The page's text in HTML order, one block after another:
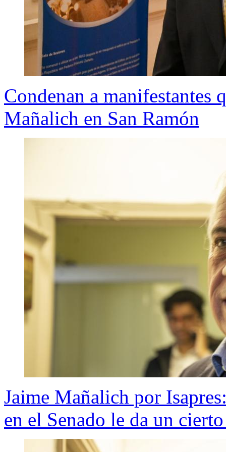
Condenan a manifestantes
Mañalich en San Ramón
Jaime Mañalich por
en el Senado le da un